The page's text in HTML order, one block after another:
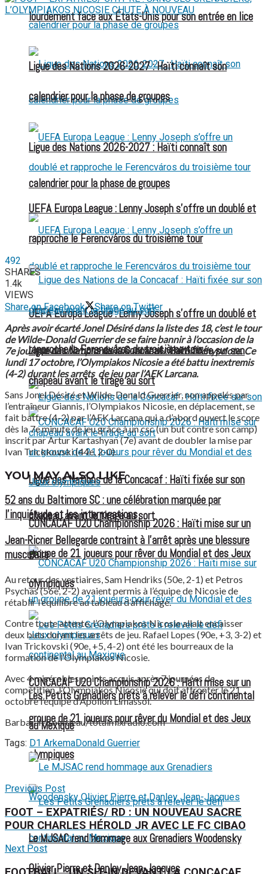
lourdement face aux États-Unis pour son entrée en lice
Ligue des Nations 2026-2027 : Haïti connaît son
calendrier pour la phase de groupes
UEFA Europa League : Lenny Joseph s’offre un doublé et
rapproche le Ferencváros du troisième tour
Ligue des Nations de la Concacaf : Haïti fixée sur son
chapeau avant le tirage au sort
CONCACAF U20 Championship 2026 : Haïti mise sur un
groupe de 21 joueurs pour rêver du Mondial et des Jeux
olympiques
Ligue des Nations 2026-2027 : Haïti connaît son
calendrier pour la phase de groupes
UEFA Europa League : Lenny Joseph s’offre un doublé et
rapproche le Ferencváros du troisième tour
Ligue des Nations de la Concacaf : Haïti fixée sur son
chapeau avant le tirage au sort
CONCACAF U20 Championship 2026 : Haïti mise sur un
groupe de 21 joueurs pour rêver du Mondial et des Jeux
olympiques
Les Petits Grenadiers prêts à relever le défi continental
au Mexique
Le MJSAC rend hommage aux Grenadiers Woodensky
Olivier Pierre et Danley Jean-Jacques
492
SHARES
1.4k
VIEWS
Share on Facebook
Share on Twitter
Après avoir écarté Jonel Désiré dans la liste des 18, c’est le tour
de Wilde-Donald Guerrier de se faire bannir à l’occasion de la
7e journée du championnat de l’élite du football chypriote. Ce
lundi 17 octobre, l’Olympiakos Nicosie a été battu inextremis
(4-2) durant les arrêts de jeu par l’AEK Larcana.
Sans Jonel Désiré et Wilde-Donald Guerrier, non appelés par
l’entraîneur Giannis, l’Olympiakos Nicosie, en déplacement, se
fait battre (4-2) par l’AEK Larcana qui a d’abord ouvert le score
dès la 7e minute de jeu grâce à un csc (un but contre son camp)
inscrit par Artur Kartashyan (7e) avant de doubler la mise par
Ivan Trickkovski (44e, 2-0).
YOU MAY ALSO LIKE
52 ans du Baltimore SC : une célébration marquée par
l’inquiétude et les interrogations
Jean-Ricner Bellegarde contraint à l’arrêt après une blessure
musculaire
Au retour des vestiaires, Sam Hendriks (50e, 2-1) et Petros
Psychas (56e, 2-2) avaient permis à l’équipe de Nicosie de
rétablir l’équilibre au tableau d’affichage.
Contre toute attente, l’Olympiakos Nicosie allait encaisser
deux buts durant les arrêts de jeu. Rafael Lopes (90e, +3, 3-2) et
Ivan Trickovski (90e, +5, 4-2) ont été les bourreaux de la
formation de l’Olympiakos Nicosie.
Avec 4 misérables points acquis après 7 journées de
compétition, l’Olympiakos Nicosie qui doit affronter le 21
octobre l’équipe d’Apollon Limassol.
Barbarah Bourdeau/totalmixradio.com
Tags: D1 ArkemaDonald Guerrier
Previous Post
FOOT – EXPATRIÉS/ RD : UN NOUVEAU SACRE
POUR CHARLES HÉROLD JR AVEC LE FC CIBAO
Next Post